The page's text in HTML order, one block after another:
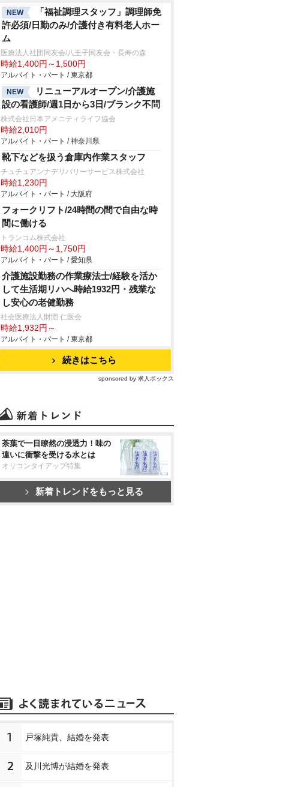
NEW
「福祉調理スタッフ」調理師免
許必須/日勤のみ/介護付き有料老人ホー
ム
医療法人社団同友会/八王子同友会・長寿の森
時給1,400円～1,500円
アルバイト・パート / 東京都
NEW
リニューアルオープン/介護施
設の看護師/週1日から3日/ブランク不問
株式会社日本アメニティライフ協会
時給2,010円
アルバイト・パート / 神奈川県
靴下などを扱う倉庫内作業スタッフ
チュチュアンナデリバリーサービス株式会社
時給1,230円
アルバイト・パート / 大阪府
フォークリフト/24時間の間で自由な時
間に働ける
トランコム株式会社
時給1,400円～1,750円
アルバイト・パート / 愛知県
介護施設勤務の作業療法士/経験を活か
して生活期リハへ時給1932円・残業な
し安心の老健勤務
社会医療法人財団 仁医会
時給1,932円～
アルバイト・パート / 東京都
続きはこちら
sponsored by 求人ボックス
茶葉で一目瞭然の浸透力！味の
違いに衝撃を受ける水とは
オリコンタイアップ特集
新着トレンドをもっと見る
1 戸塚純貴、結婚を発表
2 及川光博が結婚を発表